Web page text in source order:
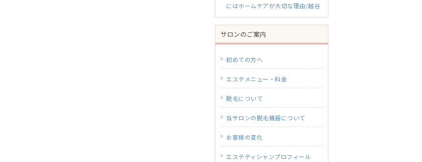
にはホームケアが大切な理由/越谷
サロンのご案内
初めての方へ
エステメニュー・料金
脱毛について
当サロンの脱毛機器について
お客様の変化
エステティシャンプロフィール